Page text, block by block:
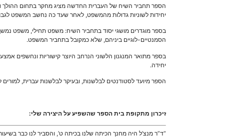
הספר תחביר השיח של העברית החדשה מציג מחקר בתחום ההולך
יחידות לשוניות גדולות מהמשפט, לאחר שעד כה נחשב המשפט
בספר מוגדרים מושגי יסוד בתחביר השיח: משפט תחילי, משפט
הסמנטיים-לוגיים ביניהם, שלא כמקובל בתחביר המשפט.
בספר מתואר המנגנון הלשוני הנרחב היוצר קישוריות ונחשפים
יחידה.
הספר מיועד לסטודנטים לבלשנות, ובעיקר לבלשנות עברית, למורים
זיכרון מתקופת בית הספר שהשפיע על היצירה שלי:
“ד”ר מנצ’ל היה מחנך הכיתה שלנו בכיתה ט’, והסביר לנו כבר